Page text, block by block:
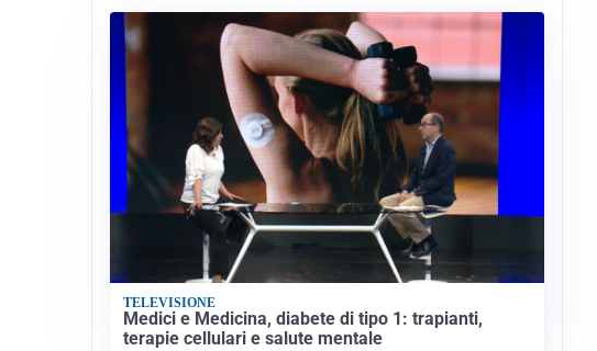
TELEVISIONE
Medici e Medicina, diabete di tipo 1: trapianti,
terapie cellulari e salute mentale